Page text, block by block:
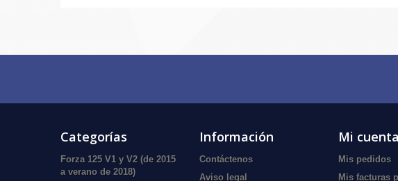
Categorías
Forza 125 V1 y V2 (de 2015
a verano de 2018)
Información
Contáctenos
Aviso legal
Mi cuenta
Mis pedidos
Mis facturas